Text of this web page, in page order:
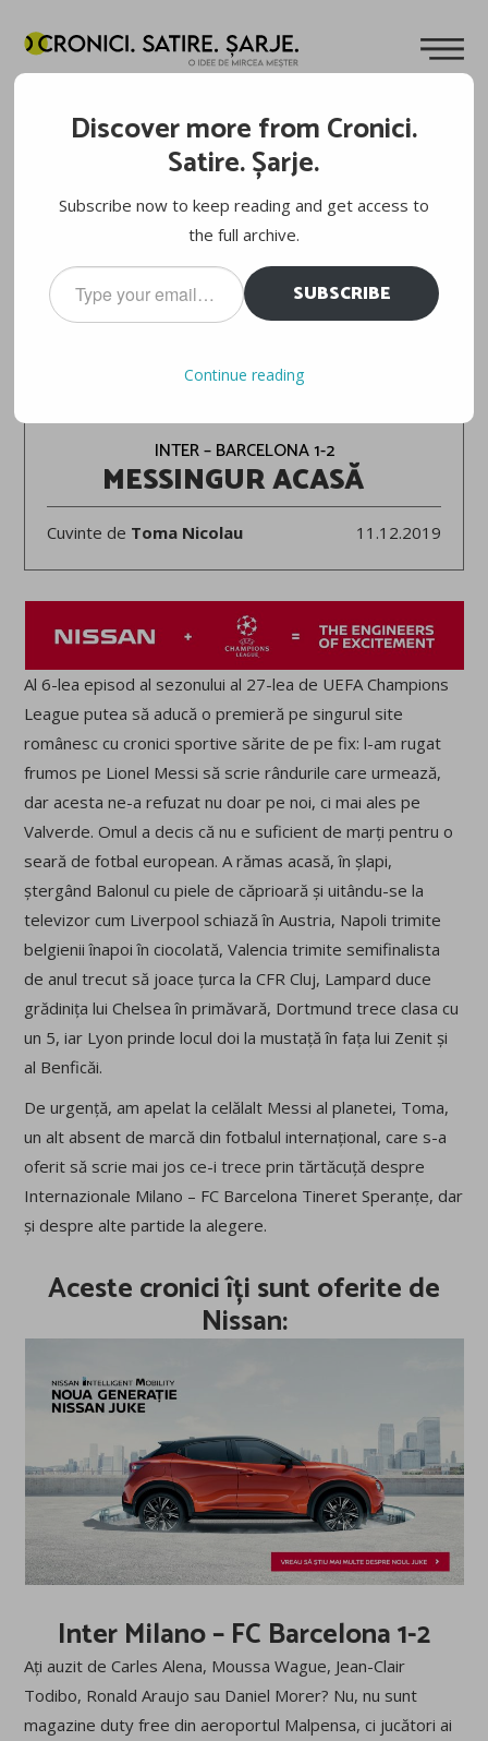
FOTBAL. UEFA CHAMPIONS LEAGUE, FAZA
PE GAZON
INTER – BARCELONA 1-2
MESSINGUR ACASĂ
Cuvinte de Toma Nicolau 11.12.2019
Al 6-lea episod al sezonului al 27-lea de UEFA Champions
League putea să aducă o premieră pe singurul site
românesc cu cronici sportive sărite de pe fix: l-am rugat
frumos pe Lionel Messi să scrie rândurile care urmează,
dar acesta ne-a refuzat nu doar pe noi, ci mai ales pe
Valverde. Omul a decis că nu e suficient de marți pentru o
seară de fotbal european. A rămas acasă, în șlapi,
ștergând Balonul cu piele de căprioară și uitându-se la
televizor cum Liverpool schiază în Austria, Napoli trimite
belgienii înapoi în ciocolată, Valencia trimite semifinalista
de anul trecut să joace țurca la CFR Cluj, Lampard duce
grădinița lui Chelsea în primăvară, Dortmund trece clasa cu
un 5, iar Lyon prinde locul doi la mustață în fața lui Zenit și
al Benficăi.
De urgență, am apelat la celălalt Messi al planetei, Toma,
un alt absent de marcă din fotbalul internațional, care s-a
oferit să scrie mai jos ce-i trece prin tărtăcuță despre
Internazionale Milano – FC Barcelona Tineret Speranțe, dar
și despre alte partide la alegere.
Aceste cronici îți sunt oferite de
Nissan:
Inter Milano – FC Barcelona 1-2
Ați auzit de Carles Alena, Moussa Wague, Jean-Clair
Todibo, Ronald Araujo sau Daniel Morer? Nu, nu sunt
magazine duty free din aeroportul Malpensa, ci jucători ai
Discover more from Cronici.
Satire. Șarje.
Subscribe now to keep reading and get access to
the full archive.
Type
your
email…
SUBSCRIBE
Continue reading